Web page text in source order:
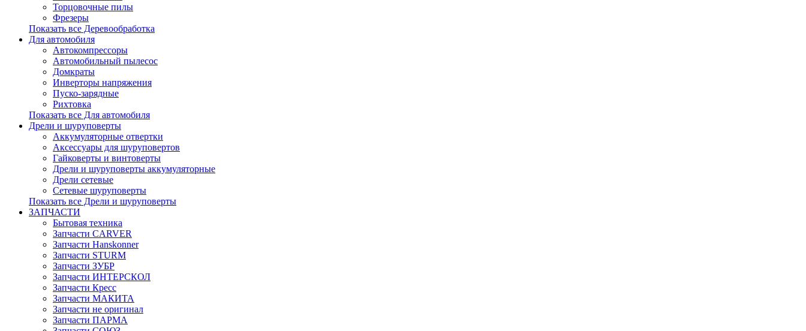
Торцовочные пилы
Фрезеры
Показать все Деревообработка
Для автомобиля
Автокомпрессоры
Автомобильный пылесос
Домкраты
Инверторы напряжения
Пуско-зарядные
Рихтовка
Показать все Для автомобиля
Дрели и шуруповерты
Аккумуляторные отвертки
Аксессуары для шуруповертов
Гайковерты и винтоверты
Дрели и шуруповерты аккумуляторные
Дрели сетевые
Сетевые шуруповерты
Показать все Дрели и шуруповерты
ЗАПЧАСТИ
Бытовая техника
Запчасти CARVER
Запчасти Hanskonner
Запчасти STURM
Запчасти ЗУБР
Запчасти ИНТЕРСКОЛ
Запчасти Кресс
Запчасти МАКИТА
Запчасти не оригинал
Запчасти ПАРМА